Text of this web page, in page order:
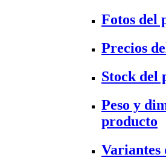
Fotos del
Precios
Stock del
Peso y
producto
Variantes